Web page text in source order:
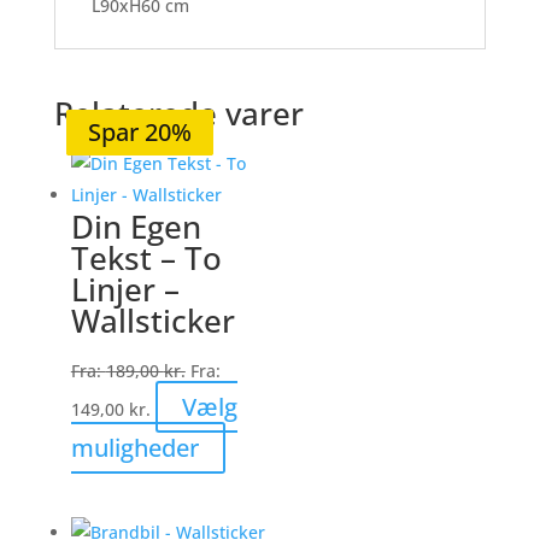
L90xH60 cm
Relaterede varer
Spar 20%
Din Egen
Tekst – To
Linjer –
Wallsticker
Fra:189,00kr. Fra:
149,00 kr.
Vælg
muligheder
vare
Spar 20%
Spar 20%
Spar 20%
Spar 20%